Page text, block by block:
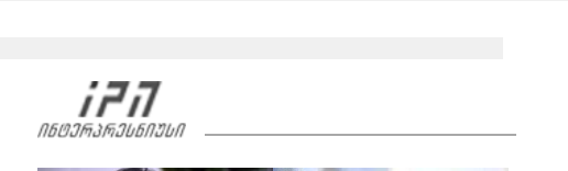
და რა ვიდეოს აქვეყნებს ადვოკატი, ტარიელ